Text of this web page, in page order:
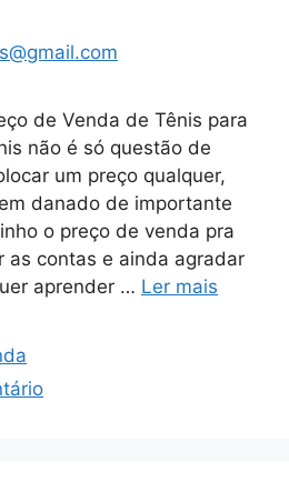
de Venda de Tênis para
não é só questão de
um preço qualquer,
danado de importante
o preço de venda pra
as contas e ainda agradar
aprender … Ler mais